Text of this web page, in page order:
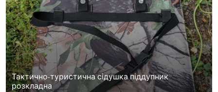
Тактично-туристична сідушка піддупник
розкладна